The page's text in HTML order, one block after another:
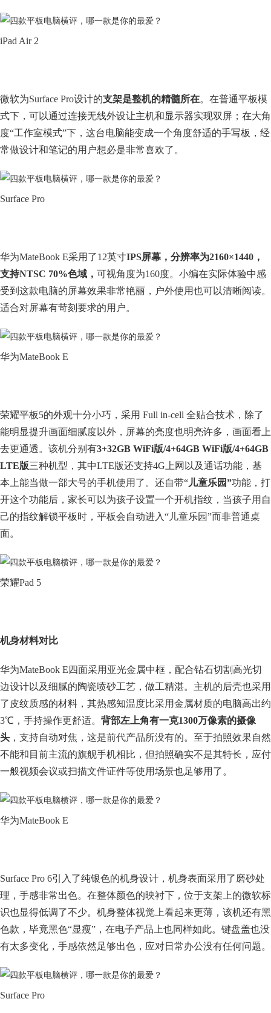
iPad Air 2
微软为Surface Pro设计的支架是整机的精髓所在。在普通平板模
式下，可以通过连接无线外设让主机和显示器实现双屏；在大角
度“工作室模式”下，这台电脑能变成一个角度舒适的手写板，经
常做设计和笔记的用户想必是非常喜欢了。
Surface Pro
华为MateBook E采用了12英寸IPS屏幕，分辨率为2160×1440，
支持NTSC 70%色域， 可视角度为160度。小编在实际体验中感
受到这款电脑的屏幕效果非常艳丽，户外使用也可以清晰阅读。
适合对屏幕有苛刻要求的用户。
华为MateBook E
荣耀平板5的外观十分小巧，采用 Full in-cell 全贴合技术，除了
能明显提升画面细腻度以外，屏幕的亮度也明亮许多，画面看上
去更通透。该机分别有3+32GB WiFi版/4+64GB WiFi版/4+64GB
LTE版三种机型，其中LTE版还支持4G上网以及通话功能，基
本上能当做一部大号的手机使用了。还自带“儿童乐园”功能，打
开这个功能后，家长可以为孩子设置一个开机指纹，当孩子用自
己的指纹解锁平板时，平板会自动进入“儿童乐园”而非普通桌
面。
荣耀Pad 5
机身材料对比
华为MateBook E四面采用亚光金属中框，配合钻石切割高光切
边设计以及细腻的陶瓷喷砂工艺，做工精湛。主机的后壳也采用
了皮纹质感的材料，其热感知温度比采用金属材质的电脑高出约
3℃，手持操作更舒适。 背部左上角有一克1300万像素的摄像
头 ，支持自动对焦，这是前代产品所没有的。至于拍照效果自然
不能和目前主流的旗舰手机相比，但拍照确实不是其特长，应付
一般视频会议或扫描文件证件等使用场景也足够用了。
华为MateBook E
Surface Pro 6引入了纯银色的机身设计，机身表面采用了磨砂处
理，手感非常出色。在整体颜色的映衬下，位于支架上的微软标
识也显得低调了不少。机身整体视觉上看起来更薄，该机还有黑
色款，毕竟黑色“显瘦”，在电子产品上也同样如此。键盘盖也没
有太多变化，手感依然足够出色，应对日常办公没有任何问题。
Surface Pro